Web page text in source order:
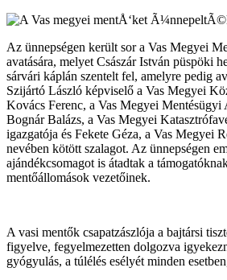
Az ünnepségen került sor a Vas Megyei
avatására, melyet Császár István püspöki
sárvári káplán szentelt fel, amelyre pedig
Szijártó László képviselő a Vas Megyei
Kovács Ferenc, a Vas Megyei Mentésügyi
Bognár Balázs, a Vas Megyei
igazgatója és Fekete Géza, a Vas Megyei
nevében kötött szalagot. Az ünnepségen
ajándékcsomagot is átadtak a
mentőállomások vezetőinek.
A vasi mentők csapatzászlója a bajtársi
figyelve, fegyelmezetten dolgozva
gyógyulás, a túlélés esélyét minden